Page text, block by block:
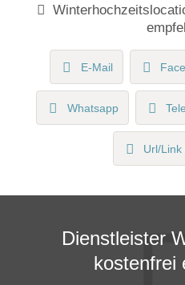
E-Mail
Whatsapp
Url/Link
Dienstleister
kostenfrei